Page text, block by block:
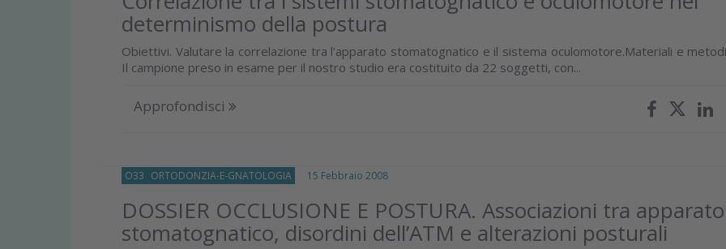
determinismo della postura
Obiettivi. Valutare la correlazione tra l’apparato stomatognatico e il sistema oculomotore.Materiali e
Il campione preso in esame per il nostro studio era costituito da 22 soggetti, con...
Approfondisci
O33 ORTODONZIA-E-GNATOLOGIA 15 Febbraio 2008
DOSSIER OCCLUSIONE E POSTURA. Associazioni tra apparato
stomatognatico, disordini dell’ATM e alterazioni posturali